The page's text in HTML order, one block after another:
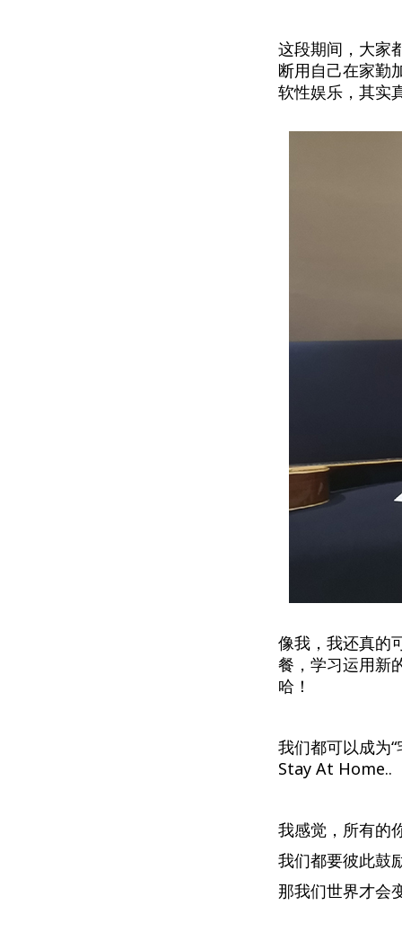
这段期间，大家
断用自己在家勤
软性娱乐，其实
像我，我还真的
餐，学习运用新
哈！
我们都可以成为
Stay At Home..
我感觉，所有的
我们都要彼此鼓
那我们世界才会